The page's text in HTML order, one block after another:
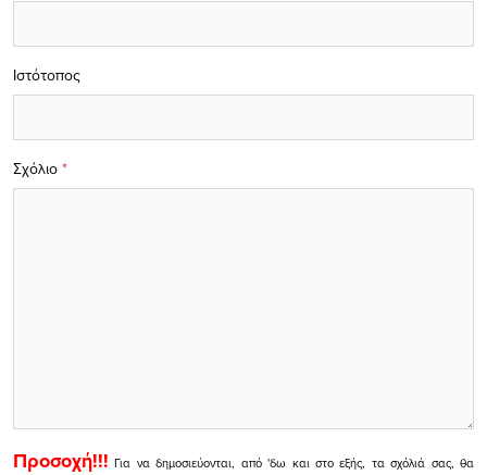
Σχόλιο *
Ιστότοπος
Προσοχή!!! Για να δημοσιεύονται, από 'δω και στο εξής, τα σχόλιά σας, θα